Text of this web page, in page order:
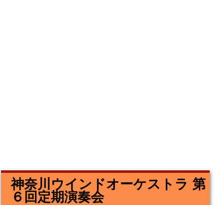
神奈川ウインドオーケストラ 第
６回定期演奏会